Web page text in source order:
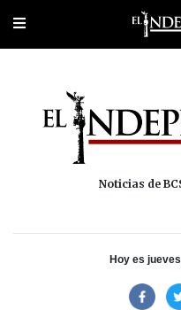
Portada Los
Noticias de
Hoy es